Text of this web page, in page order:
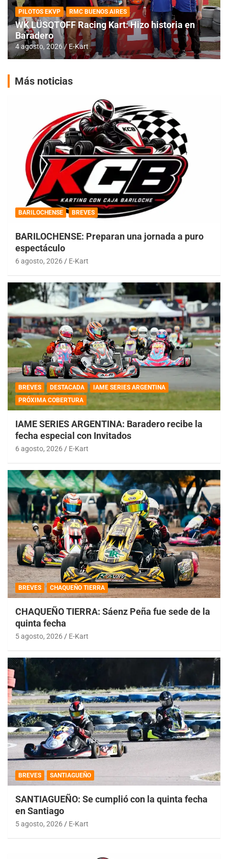
PILOTOS EKVP RMC BUENOS AIRES
WK LÜSQTOFF Racing Kart: Hizo historia en
Baradero
4 agosto, 2026 E-Kart
Más noticias
BARILOCHENSE BREVES
BARILOCHENSE: Preparan una jornada a puro
espectáculo
6 agosto, 2026 E-Kart
BREVES DESTACADA
IAME SERIES ARGENTINA
PRÓXIMA COBERTURA
IAME SERIES ARGENTINA: Baradero recibe la
fecha especial con Invitados
6 agosto, 2026 E-Kart
BREVES CHAQUEÑO TIERRA
CHAQUEÑO TIERRA: Sáenz Peña fue sede de la
quinta fecha
5 agosto, 2026 E-Kart
BREVES SANTIAGUEÑO
SANTIAGUEÑO: Se cumplió con la quinta fecha
en Santiago
5 agosto, 2026 E-Kart